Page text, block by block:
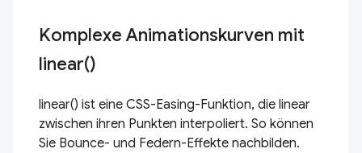
Komplexe Animationskurven mit
linear()
linear() ist eine CSS-Easing-Funktion, die linear
zwischen ihren Punkten interpoliert. So können
Sie Bounce- und Federn-Effekte nachbilden.